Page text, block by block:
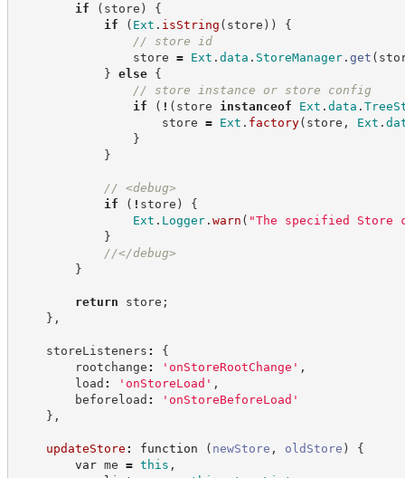
if
( store )
{
if
( Ext . isString ( store ) )
{
// store id
store = Ext . data . StoreManager. get (
} else
{
// store instance or store config
if
( ! ( store instanceof Ext . data .
store = Ext . factory( store , Ext .
}
}
// <debug>
if
( ! store )
{
Ext . Logger. warn ( "The specified Store
}
//</debug>
}
return store ;
} ,
storeListeners :
{
rootchange : ' onStoreRootChange ' ,
load : ' onStoreLoad ' ,
beforeload : ' onStoreBeforeLoad '
} ,
updateStore : function ( newStore , oldStore )
{
var me = this ,